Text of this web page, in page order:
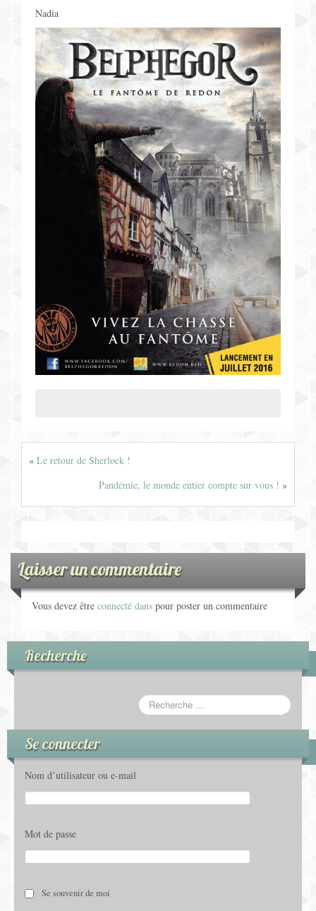
Nadia
« Le retour de Sherlock !
Pandémie, le monde entier compte sur vous ! »
Laisser un commentaire
Vous devez être connecté dans pour poster un commentaire
Recherche
Se connecter
Nom d’utilisateur ou e-mail
Mot de passe
Se souvenir de moi